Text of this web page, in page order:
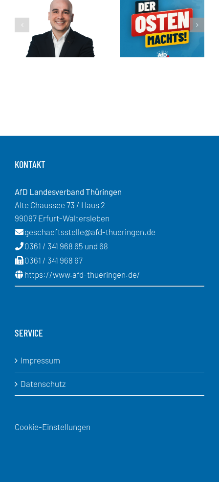
KONTAKT
AfD Landesverband Thüringen
Alte Chaussee 73 / Haus 2
99097 Erfurt-Waltersleben
geschaeftsstelle@afd-thueringen.de
0361 / 341 968 65 und 68
0361 / 341 968 67
https://www.afd-thueringen.de/
SERVICE
Impressum
Datenschutz
Cookie-Einstellungen